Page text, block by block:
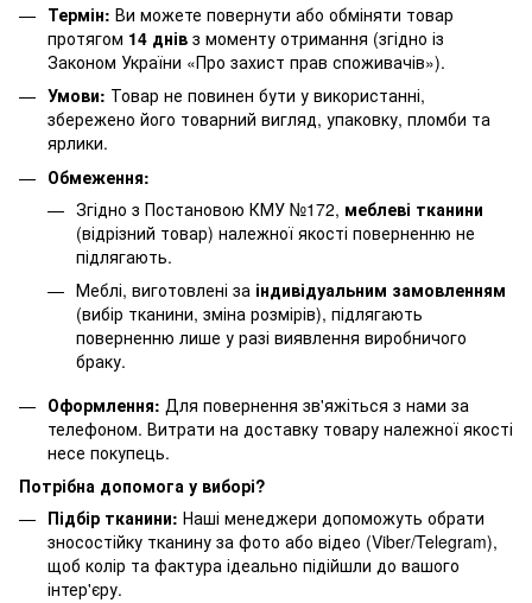
Термін: Ви можете повернути або обміняти товар
протягом 14 днів з моменту отримання (згідно із
Законом України «Про захист прав споживачів»).
Умови: Товар не повинен бути у використанні,
збережено його товарний вигляд, упаковку, пломби та
ярлики.
Обмеження:
Згідно з Постановою КМУ №172, меблеві тканини
(відрізний товар) належної якості поверненню не
підлягають.
Меблі, виготовлені за індивідуальним замовленням
(вибір тканини, зміна розмірів), підлягають
поверненню лише у разі виявлення виробничого
браку.
Оформлення: Для повернення зв'яжіться з нами за
телефоном. Витрати на доставку товару належної якості
несе покупець.
Потрібна допомога у виборі?
Підбір тканини: Наші менеджери допоможуть обрати
зносостійку тканину за фото або відео (Viber/Telegram),
щоб колір та фактура ідеально підійшли до вашого
інтер'єру.